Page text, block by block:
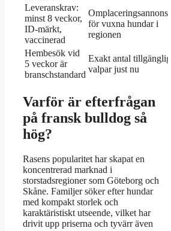
Leveranskrav:
minst 8 veckor,
ID-märkt,
vaccinerad
Omplaceringsannonser
för vuxna hundar i
regionen
Hembesök vid
5 veckor är
branschstandard
Exakt antal tillgängliga
valpar just nu
Varför är efterfrågan
på fransk bulldog så
hög?
Rasens popularitet har skapat en
koncentrerad marknad i
storstadsregioner som Göteborg och
Skåne. Familjer söker efter hundar
med kompakt storlek och
karaktäristiskt utseende, vilket har
drivit upp priserna och tyvärr även